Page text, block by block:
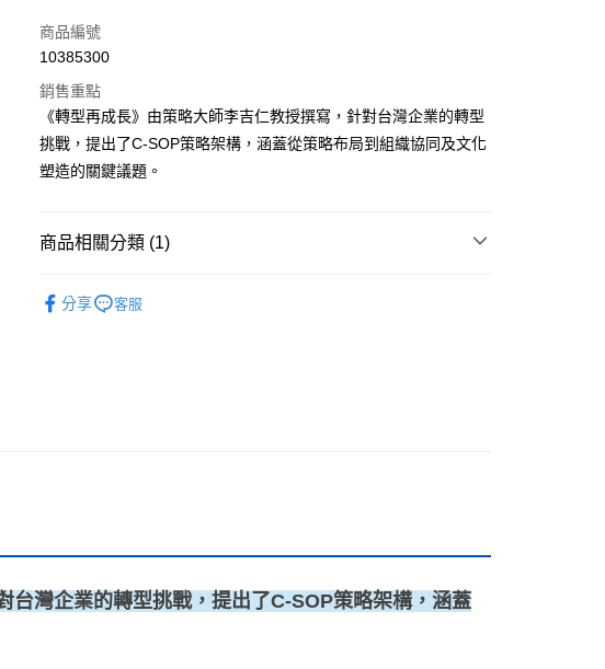
信用卡一次付款
Apple Pay
街口支付
ATM付款
運送方式
離島宅配
商品編號
10385300
銷售重點
《轉型再成長》由策略大師李吉仁教授撰寫，針對台灣企業的轉型
挑戰，提出了C-SOP策略架構，涵蓋從策略布局到組織協同及文化
塑造的關鍵議題。
商品相關分類 (1)
分享
客服
台灣企業的轉型挑戰，提出了C-SOP策略架構，涵蓋